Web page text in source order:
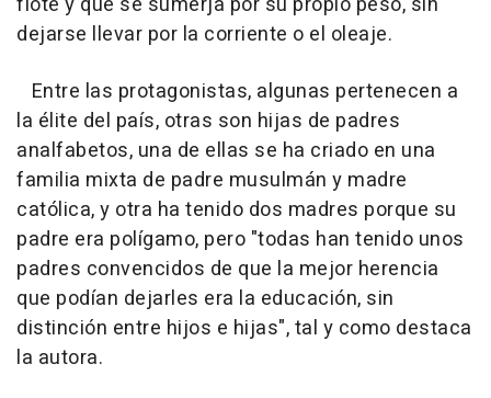
dejarse llevar por la corriente o el oleaje.
Entre las protagonistas, algunas pertenecen a
la élite del país, otras son hijas de padres
analfabetos, una de ellas se ha criado en una
familia mixta de padre musulmán y madre
católica, y otra ha tenido dos madres porque su
padre era polígamo, pero "todas han tenido unos
padres convencidos de que la mejor herencia
que podían dejarles era la educación, sin
distinción entre hijos e hijas", tal y como destaca
la autora.